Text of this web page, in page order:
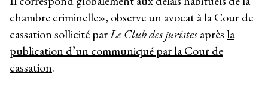
chambre criminelle», observe un avocat à la Cour de
cassation sollicité parLe Club des juristesaprèsla
publication d’un communiqué par la Cour de
cassation.